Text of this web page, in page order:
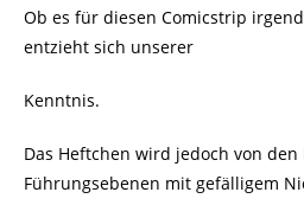
Ob es für diesen Comicstrip
entzieht sich unserer
Kenntnis.
Das Heftchen wird jedoch von den
Führungsebenen mit gefälligem